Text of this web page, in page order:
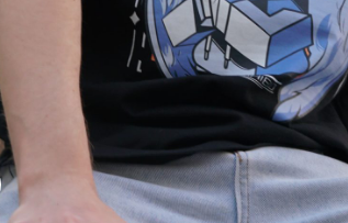
Нажмите, чтобы увеличить